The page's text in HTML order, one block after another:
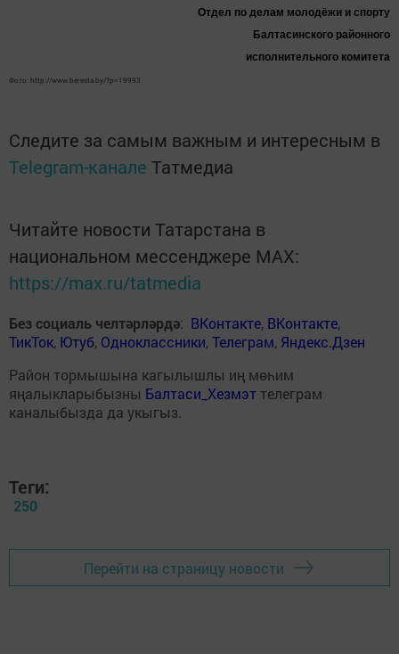
Отдел по делам молодёжи и спорту
Балтасинского районного
исполнительного комитета
Фото: http://www.beresta.by/?p=19993
Следите за самым важным и интересным в
Telegram-канале Татмедиа
Читайте новости Татарстана в
национальном мессенджере MАХ:
https://max.ru/tatmedia
Без социаль челтәрләрдә: ВКонтакте, ВКонтакте,
ТикТок, Ютуб, Одноклассники,Телеграм, Яндекс.Дзен
Район тормышына кагылышлы иң мөһим
яңалыкларыбызны Балтаси_Хезмэт телеграм
каналыбызда да укыгыз.
Теги:
250
Перейти на страницу новости